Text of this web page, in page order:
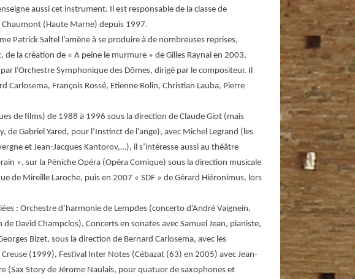
aussi cet instrument. Il est responsable de la classe de
Chaumont (Haute Marne) depuis 1997.
Patrick Saltel l’amène à se produire à de nombreuses reprises,
la création de « A peine le murmure » de Gilles Raynal en 2003,
l’Orchestre Symphonique des Dômes, dirigé par le compositeur. Il
Carlosema, François Rossé, Etienne Rolin, Christian Lauba, Pierre
de films) de 1988 à 1996 sous la direction de Claude Giot (mais
de Gabriel Yared, pour l’Instinct de l’ange), avec Michel Legrand (les
et Jean-Jacques Kantorov,…), il s’intéresse aussi au théâtre
», sur la Péniche Opéra (Opéra Comique) sous la direction musicale
de Mireille Laroche, puis en 2007 « SDF » de Gérard Hiéronimus, lors
: Orchestre d’harmonie de Lempdes (concerto d’André Vaignein,
David Champclos), Concerts en sonates avec Samuel Jean, pianiste,
Bizet, sous la direction de Bernard Carlosema, avec les
Creuse (1999), Festival Inter Notes (Cébazat (63) en 2005) avec Jean-
(Sax Story de Jérome Naulais, pour quatuor de saxophones et